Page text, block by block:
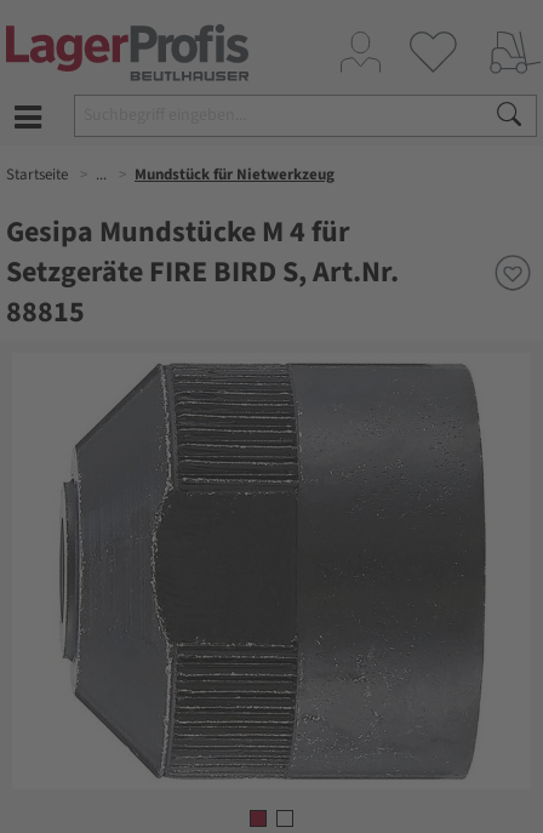
Startseite ... Mundstück für Nietwerkzeug
Gesipa Mundstücke M 4 für
Setzgeräte FIRE BIRD S, Art.Nr.
88815